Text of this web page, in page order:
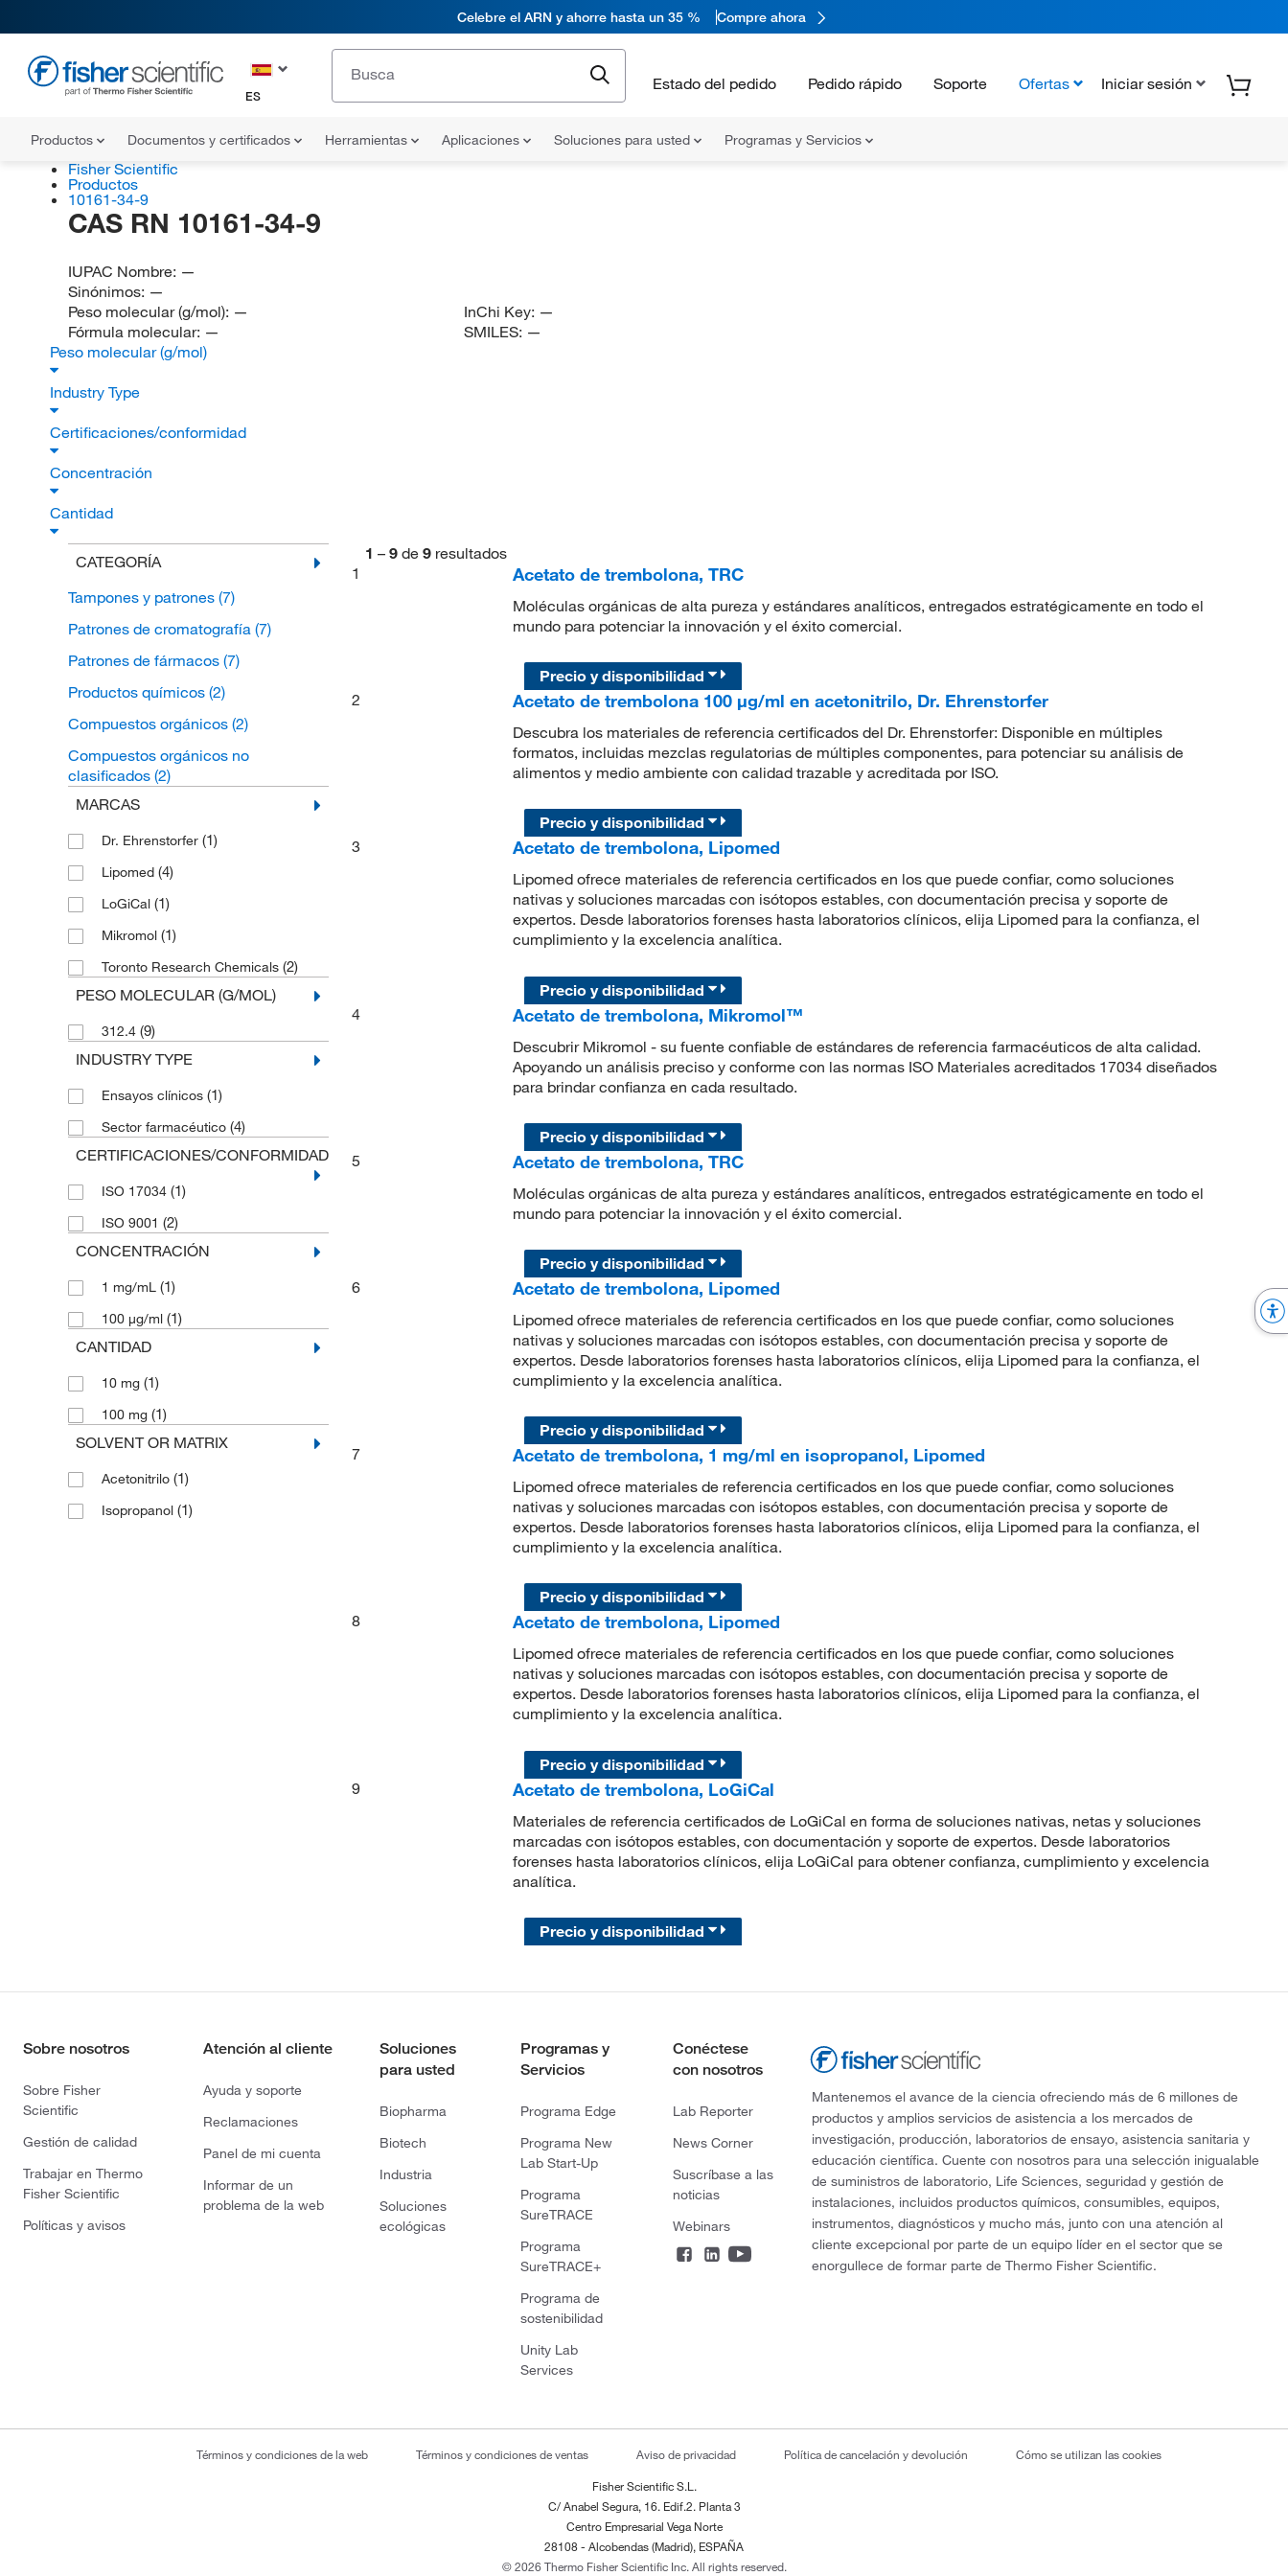
Celebre el ARN y ahorre hasta un 35 % Compre ahora
ES
Estado del pedido Pedido rápido Soporte Ofertas Iniciar sesión
Productos Documentos y certificados Herramientas Aplicaciones Soluciones para usted Programas y Servicios
Fisher Scientific
Productos
10161-34-9
CAS RN 10161-34-9
IUPAC Nombre: —
Sinónimos: —
Peso molecular (g/mol): —
Fórmula molecular: —
InChi Key: —
SMILES: —
Peso molecular (g/mol)
Industry Type
Certificaciones/conformidad
Concentración
Cantidad
CATEGORÍA
Tampones y patrones (7)
Patrones de cromatografía (7)
Patrones de fármacos (7)
Productos químicos (2)
Compuestos orgánicos (2)
Compuestos orgánicos no
clasificados (2)
MARCAS
Dr. Ehrenstorfer (1)
Lipomed (4)
LoGiCal (1)
Mikromol (1)
Toronto Research Chemicals (2)
PESO MOLECULAR (G/MOL)
312.4 (9)
INDUSTRY TYPE
Ensayos clínicos (1)
Sector farmacéutico (4)
CERTIFICACIONES/CONFORMIDAD
ISO 17034 (1)
ISO 9001 (2)
CONCENTRACIÓN
1 mg/mL (1)
100 μg/ml (1)
CANTIDAD
10 mg (1)
100 mg (1)
SOLVENT OR MATRIX
Acetonitrilo (1)
Isopropanol (1)
1 – 9 de 9 resultados
1
Acetato de trembolona, TRC
Moléculas orgánicas de alta pureza y estándares analíticos, entregados estratégicamente en todo el
mundo para potenciar la innovación y el éxito comercial.
Precio y disponibilidad
2
Acetato de trembolona 100 μg/ml en acetonitrilo, Dr. Ehrenstorfer
Descubra los materiales de referencia certificados del Dr. Ehrenstorfer: Disponible en múltiples
formatos, incluidas mezclas regulatorias de múltiples componentes, para potenciar su análisis de
alimentos y medio ambiente con calidad trazable y acreditada por ISO.
Precio y disponibilidad
3
Acetato de trembolona, Lipomed
Lipomed ofrece materiales de referencia certificados en los que puede confiar, como soluciones
nativas y soluciones marcadas con isótopos estables, con documentación precisa y soporte de
expertos. Desde laboratorios forenses hasta laboratorios clínicos, elija Lipomed para la confianza, el
cumplimiento y la excelencia analítica.
Precio y disponibilidad
4
Acetato de trembolona, Mikromol™
Descubrir Mikromol - su fuente confiable de estándares de referencia farmacéuticos de alta calidad.
Apoyando un análisis preciso y conforme con las normas ISO Materiales acreditados 17034 diseñados
para brindar confianza en cada resultado.
Precio y disponibilidad
5
Acetato de trembolona, TRC
Moléculas orgánicas de alta pureza y estándares analíticos, entregados estratégicamente en todo el
mundo para potenciar la innovación y el éxito comercial.
Precio y disponibilidad
6
Acetato de trembolona, Lipomed
Lipomed ofrece materiales de referencia certificados en los que puede confiar, como soluciones
nativas y soluciones marcadas con isótopos estables, con documentación precisa y soporte de
expertos. Desde laboratorios forenses hasta laboratorios clínicos, elija Lipomed para la confianza, el
cumplimiento y la excelencia analítica.
Precio y disponibilidad
7
Acetato de trembolona, 1 mg/ml en isopropanol, Lipomed
Lipomed ofrece materiales de referencia certificados en los que puede confiar, como soluciones
nativas y soluciones marcadas con isótopos estables, con documentación precisa y soporte de
expertos. Desde laboratorios forenses hasta laboratorios clínicos, elija Lipomed para la confianza, el
cumplimiento y la excelencia analítica.
Precio y disponibilidad
8
Acetato de trembolona, Lipomed
Lipomed ofrece materiales de referencia certificados en los que puede confiar, como soluciones
nativas y soluciones marcadas con isótopos estables, con documentación precisa y soporte de
expertos. Desde laboratorios forenses hasta laboratorios clínicos, elija Lipomed para la confianza, el
cumplimiento y la excelencia analítica.
Precio y disponibilidad
9
Acetato de trembolona, LoGiCal
Materiales de referencia certificados de LoGiCal en forma de soluciones nativas, netas y soluciones
marcadas con isótopos estables, con documentación y soporte de expertos. Desde laboratorios
forenses hasta laboratorios clínicos, elija LoGiCal para obtener confianza, cumplimiento y excelencia
analítica.
Precio y disponibilidad
Sobre nosotros
Sobre Fisher
Scientific
Gestión de calidad
Trabajar en Thermo
Fisher Scientific
Políticas y avisos
Atención al cliente
Ayuda y soporte
Reclamaciones
Panel de mi cuenta
Informar de un
problema de la web
Soluciones
para usted
Biopharma
Biotech
Industria
Soluciones
ecológicas
Programas y
Servicios
Programa Edge
Programa New
Lab Start-Up
Programa
SureTRACE
Programa
SureTRACE+
Programa de
sostenibilidad
Unity Lab
Services
Conéctese
con nosotros
Lab Reporter
News Corner
Suscríbase a las
noticias
Webinars
Mantenemos el avance de la ciencia ofreciendo más de 6 millones de
productos y amplios servicios de asistencia a los mercados de
investigación, producción, laboratorios de ensayo, asistencia sanitaria y
educación científica. Cuente con nosotros para una selección inigualable
de suministros de laboratorio, Life Sciences, seguridad y gestión de
instalaciones, incluidos productos químicos, consumibles, equipos,
instrumentos, diagnósticos y mucho más, junto con una atención al
cliente excepcional por parte de un equipo líder en el sector que se
enorgullece de formar parte de Thermo Fisher Scientific.
Términos y condiciones de la web Términos y condiciones de ventas Aviso de privacidad Política de cancelación y devolución Cómo se utilizan las cookies
Fisher Scientific S.L.
C/ Anabel Segura, 16. Edif.2. Planta 3
Centro Empresarial Vega Norte
28108 - Alcobendas (Madrid), ESPAÑA
© 2026 Thermo Fisher Scientific Inc. All rights reserved.